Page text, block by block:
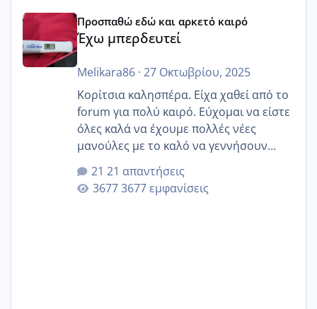
Έχω μπερδευτεί
Προσπαθώ εδώ και αρκετό καιρό
Έχω μπερδευτεί
Melikara86· 27 Οκτωβρίου, 2025
Κορίτσια καλησπέρα. Είχα χαθεί από το
forum για πολύ καιρό. Εύχομαι να είστε
όλες καλά να έχουμε πολλές νέες
μανούλες με το καλό να γεννήσουν
αυτές που ήδη περιμένουν. Να πάρουν
γερα μωράκια στην αγκαλίτσα τους
🙏🏼🙏🏼 Ας πάμε λοιπόν στο θέμα μου.
21 απαντήσεις
3677 εμφανίσεις